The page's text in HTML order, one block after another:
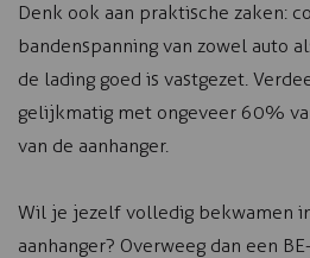
Denk ook aan praktische zaken:
bandenspanning van zowel auto
de lading goed is vastgezet.
gelijkmatig met ongeveer 60%
van de aanhanger.
Wil je jezelf volledig bekwamen
aanhanger? Overweeg dan een